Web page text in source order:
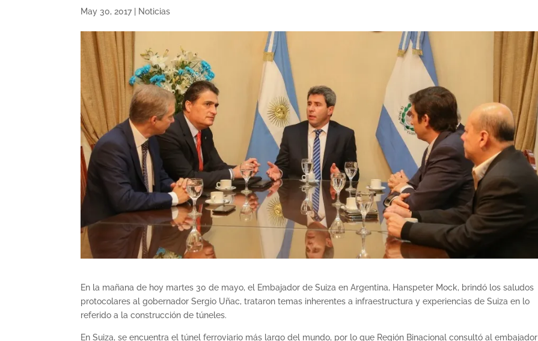
May 30, 2017| Noticias
En la mañana de hoy martes 30 de mayo, el Embajador de Suiza en Argentina, Hanspeter Mock, brindó los saludos
protocolares al gobernador Sergio Uñac, trataron temas inherentes a infraestructura y experiencias de Suiza en lo
referido a la construcción de túneles.
En Suiza, se encuentra el túnel ferroviario más largo del mundo, por lo que Región Binacional consultó al embajador